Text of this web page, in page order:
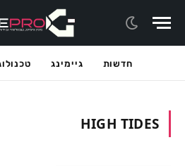
חדשות גיימינג
HIGH TIDES